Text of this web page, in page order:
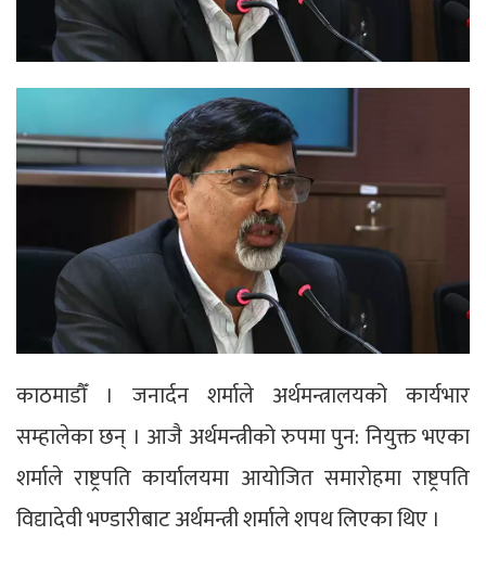
काठमाडौँ । जनार्दन शर्माले अर्थमन्त्रालयको कार्यभार
सम्हालेका छन् । आजै अर्थमन्त्रीको रुपमा पुन: नियुक्त भएका
शर्माले राष्ट्रपति कार्यालयमा आयोजित समारोहमा राष्ट्रपति
विद्यादेवी भण्डारीबाट अर्थमन्त्री शर्माले शपथ लिएका थिए ।